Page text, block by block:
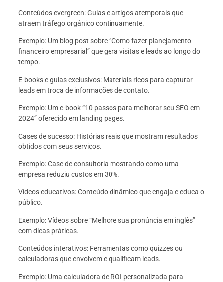
Conteúdos evergreen: Guias e artigos atemporais que
atraem tráfego orgânico continuamente.
Exemplo: Um blog post sobre “Como fazer planejamento
financeiro empresarial” que gera visitas e leads ao longo do
tempo.
E-books e guias exclusivos: Materiais ricos para capturar
leads em troca de informações de contato.
Exemplo: Um e-book “10 passos para melhorar seu SEO em
2024” oferecido em landing pages.
Cases de sucesso: Histórias reais que mostram resultados
obtidos com seus serviços.
Exemplo: Case de consultoria mostrando como uma
empresa reduziu custos em 30%.
Vídeos educativos: Conteúdo dinâmico que engaja e educa o
público.
Exemplo: Vídeos sobre “Melhore sua pronúncia em inglês”
com dicas práticas.
Conteúdos interativos: Ferramentas como quizzes ou
calculadoras que envolvem e qualificam leads.
Exemplo: Uma calculadora de ROI personalizada para